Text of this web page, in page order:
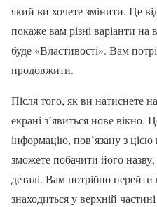
який ви хочете змінити. Це
покаже вам різні варіанти
буде «Властивості». Вам
продовжити.
Після того, як ви натиснете
екрані з’явиться нове вікно.
інформацію, пов’язану з
зможете побачити його
деталі. Вам потрібно
знаходиться у верхній